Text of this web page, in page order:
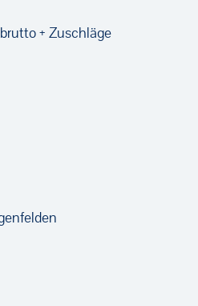
+ Zuschläge